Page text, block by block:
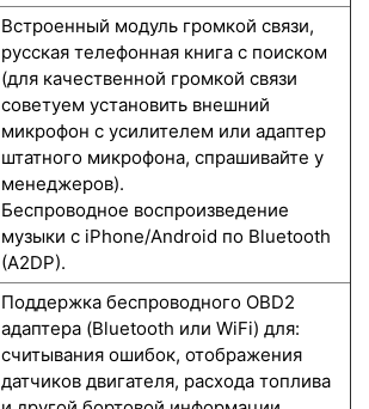
Встроенный модуль громкой связи,
русская телефонная книга с поиском
(для качественной громкой связи
советуем установить внешний
микрофон с усилителем или адаптер
штатного микрофона, спрашивайте у
менеджеров).
Беспроводное воспроизведение
музыки с iPhone/Android по Bluetooth
(A2DP).
Поддержка беспроводного OBD2
адаптера (Bluetooth или WiFi) для:
считывания ошибок, отображения
датчиков двигателя, расхода топлива